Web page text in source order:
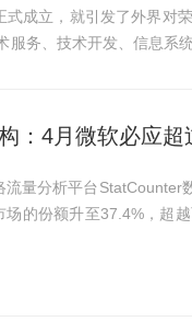
成立，就引发了外界对
服务、技术开发、信息系
：4月微软必应
流量分析平台StatCounter
场的份额升至37.4%，超